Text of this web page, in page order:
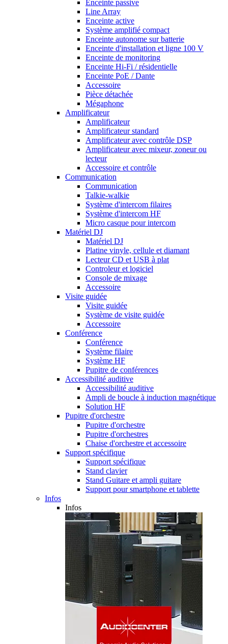
Enceinte passive
Line Array
Enceinte active
Système amplifié compact
Enceinte autonome sur batterie
Enceinte d'installation et ligne 100 V
Enceinte de monitoring
Enceinte Hi-Fi / résidentielle
Enceinte PoE / Dante
Accessoire
Pièce détachée
Mégaphone
Amplificateur
Amplificateur
Amplificateur standard
Amplificateur avec contrôle DSP
Amplificateur avec mixeur, zoneur ou
lecteur
Accessoire et contrôle
Communication
Communication
Talkie-walkie
Système d'intercom filaires
Système d'intercom HF
Micro casque pour intercom
Matériel DJ
Matériel DJ
Platine vinyle, cellule et diamant
Lecteur CD et USB à plat
Controleur et logiciel
Console de mixage
Accessoire
Visite guidée
Visite guidée
Système de visite guidée
Accessoire
Conférence
Conférence
Système filaire
Système HF
Pupitre de conférences
Accessibilité auditive
Accessibilité auditive
Ampli de boucle à induction magnétique
Solution HF
Pupitre d'orchestre
Pupitre d'orchestre
Pupitre d'orchestres
Chaise d'orchestre et accessoire
Support spécifique
Support spécifique
Stand clavier
Stand Guitare et ampli guitare
Support pour smartphone et tablette
Infos
Infos